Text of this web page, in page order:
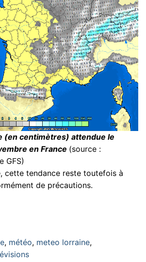
(en centimètres) attendue le
en France (source :
GFS)
cette tendance reste toutefois à
de précautions.
, météo, meteo lorraine,